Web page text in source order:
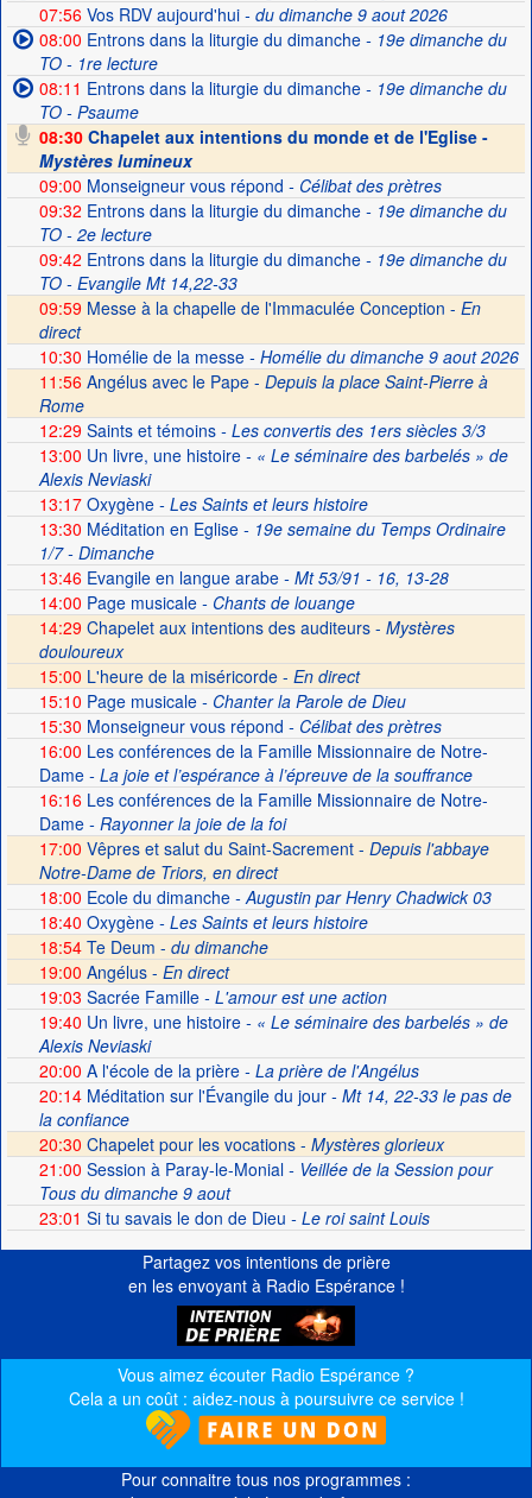
07:56Vos RDV aujourd'hui- du dimanche 9 aout 2026
08:00 Entrons dans la liturgie du dimanche- 19e dimanche du
TO - 1re lecture
08:11 Entrons dans la liturgie du dimanche- 19e dimanche du
TO - Psaume
08:30Chapelet aux intentions du monde et de l'Eglise -
Mystères lumineux
09:00 Monseigneur vous répond - Célibat des prètres
09:32 Entrons dans la liturgie du dimanche- 19e dimanche du
TO - 2e lecture
09:42 Entrons dans la liturgie du dimanche- 19e dimanche du
TO - Evangile Mt 14,22-33
09:59 Messe à la chapelle de l'Immaculée Conception - En
direct
10:30 Homélie de la messe- Homélie du dimanche 9 aout 2026
11:56 Angélus avec le Pape - Depuis la place Saint-Pierre à
Rome
12:29Saints et témoins- Les convertis des 1ers siècles 3/3
13:00 Un livre, une histoire- « Le séminaire des barbelés » de
Alexis Neviaski
13:17Oxygène- Les Saints et leurs histoire
13:30 Méditation en Eglise- 19e semaine du Temps Ordinaire
1/7 - Dimanche
13:46Evangile en langue arabe- Mt 53/91 - 16, 13-28
14:00 Page musicale- Chants de louange
14:29 Chapelet aux intentions des auditeurs - Mystères
douloureux
15:00 L'heure de la miséricorde - En direct
15:10 Page musicale- Chanter la Parole de Dieu
15:30 Monseigneur vous répond - Célibat des prètres
16:00 Les conférences de la Famille Missionnaire de Notre-
Dame- La joie et l’espérance à l’épreuve de la souffrance
16:16Les conférences de la Famille Missionnaire de Notre-
Dame- Rayonner la joie de la foi
17:00 Vêpres et salut du Saint-Sacrement - Depuis l'abbaye
Notre-Dame de Triors, en direct
18:00 Ecole du dimanche- Augustin par Henry Chadwick 03
18:40 Oxygène- Les Saints et leurs histoire
18:54Te Deum - du dimanche
19:00 Angélus - En direct
19:03 Sacrée Famille- L'amour est une action
19:40 Un livre, une histoire- « Le séminaire des barbelés » de
Alexis Neviaski
20:00 A l'école de la prière- La prière de l'Angélus
20:14Méditation sur l'Évangile du jour- Mt 14, 22-33 le pas de
la confiance
20:30 Chapelet pour les vocations - Mystères glorieux
21:00 Session à Paray-le-Monial- Veillée de la Session pour
Tous du dimanche 9 aout
23:01 Si tu savais le don de Dieu - Le roi saint Louis
Partagez vos intentions de prière
en les envoyant à Radio Espérance !
Vous aimez écouter Radio Espérance ?
Cela a un coût : aidez-nous à poursuivre ce service !
Pour connaitre tous nos programmes :